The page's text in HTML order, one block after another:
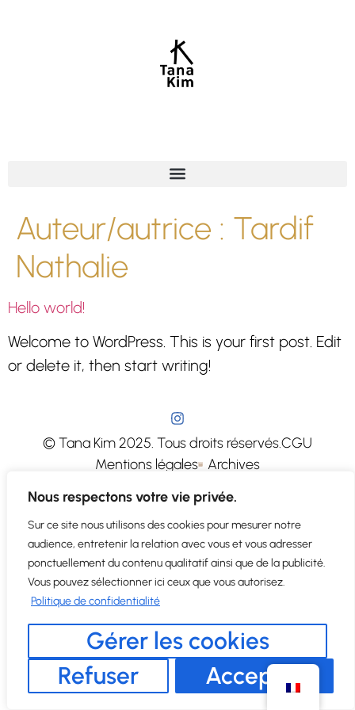
Nous respectons votre vie privée.
Sur ce site nous utilisons des cookies pour mesurer notre
audience, entretenir la relation avec vous et vous adresser
ponctuellement du contenu qualitatif ainsi que de la publicité.
Vous pouvez sélectionner ici ceux que vous autorisez.
Politique de confidentialité
Gérer les cookies
Refuser
Accepter
Auteur/autrice : Tardif
Nathalie
Hello world!
Welcome to WordPress. This is your first post. Edit
or delete it, then start writing!
© Tana Kim 2025. Tous droits réservés.CGU
Mentions légales Archives